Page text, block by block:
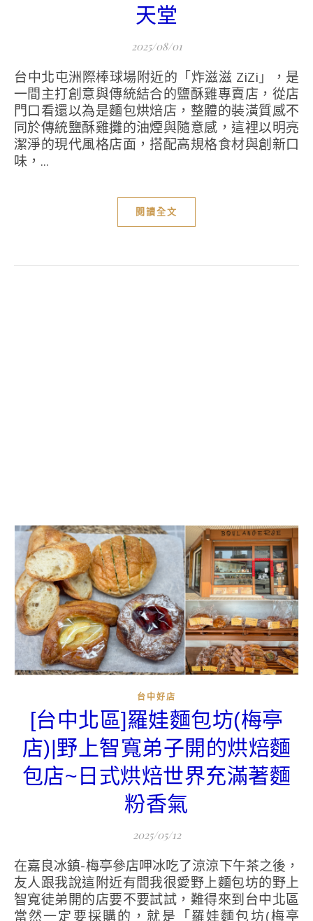
天堂
2025/08/01
台中北屯洲際棒球場附近的「炸滋滋 ZiZi」，是
一間主打創意與傳統結合的鹽酥雞專賣店，從店
門口看還以為是麵包烘焙店，整體的裝潢質感不
同於傳統鹽酥雞攤的油煙與隨意感，這裡以明亮
潔淨的現代風格店面，搭配高規格食材與創新口
味，...
閱讀全文
台中好店
[台中北區]羅娃麵包坊(梅亭
店)|野上智寬弟子開的烘焙麵
包店~日式烘焙世界充滿著麵
粉香氣
2025/05/12
在嘉良冰鎮-梅亭參店呷冰吃了涼涼下午茶之後，
友人跟我說這附近有間我很愛野上麵包坊的野上
智寬徒弟開的店要不要試試，難得來到台中北區
當然一定要採購的，就是「羅娃麵包坊(梅亭